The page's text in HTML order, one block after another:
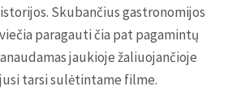
Skubančius gastronomijos
paragauti čia pat pagamintų
jaukioje žaliuojančioje
tarsi sulėtintame filme.